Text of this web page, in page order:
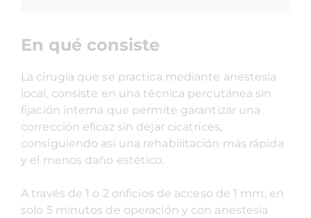
En qué consiste
La cirugía que se practica mediante anestesia
local, consiste en una técnica percutánea sin
fijación interna que permite garantizar una
corrección eficaz sin dejar cicatrices,
consiguiendo así una rehabilitación más rápida
y el menos daño estético.
A través de 1 o 2 orificios de acceso de 1 mm, en
solo 5 minutos de operación y con anestesia